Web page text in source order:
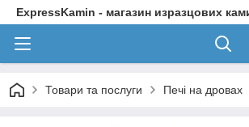
ExpressKamin - магазин изразцових
Товари та послуги Печі на дровах